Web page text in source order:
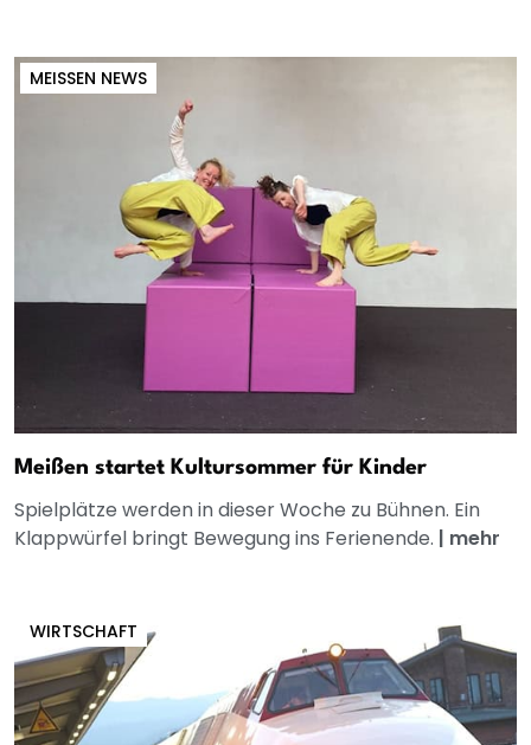
MEISSEN NEWS
Meißen startet Kultursommer für Kinder
Spielplätze werden in dieser Woche zu Bühnen. Ein
Klappwürfel bringt Bewegung ins Ferienende. | mehr
WIRTSCHAFT